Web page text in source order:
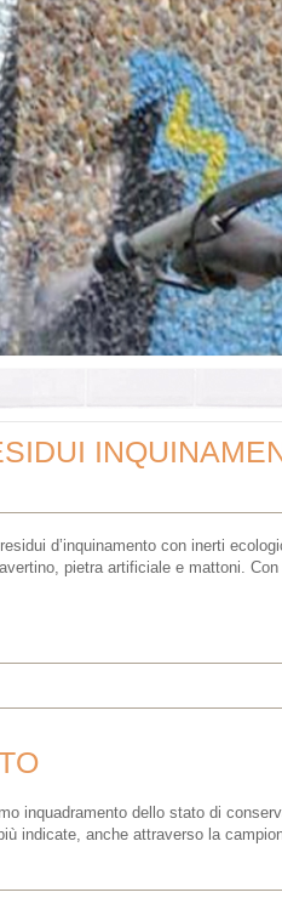
d’inquinamento con inerti
pietra artificiale e mattoni. Con
inquadramento dello stato di
indicate, anche attraverso la